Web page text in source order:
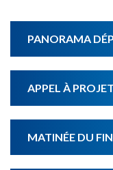
PANORAMA
APPEL À
MATINÉE DU